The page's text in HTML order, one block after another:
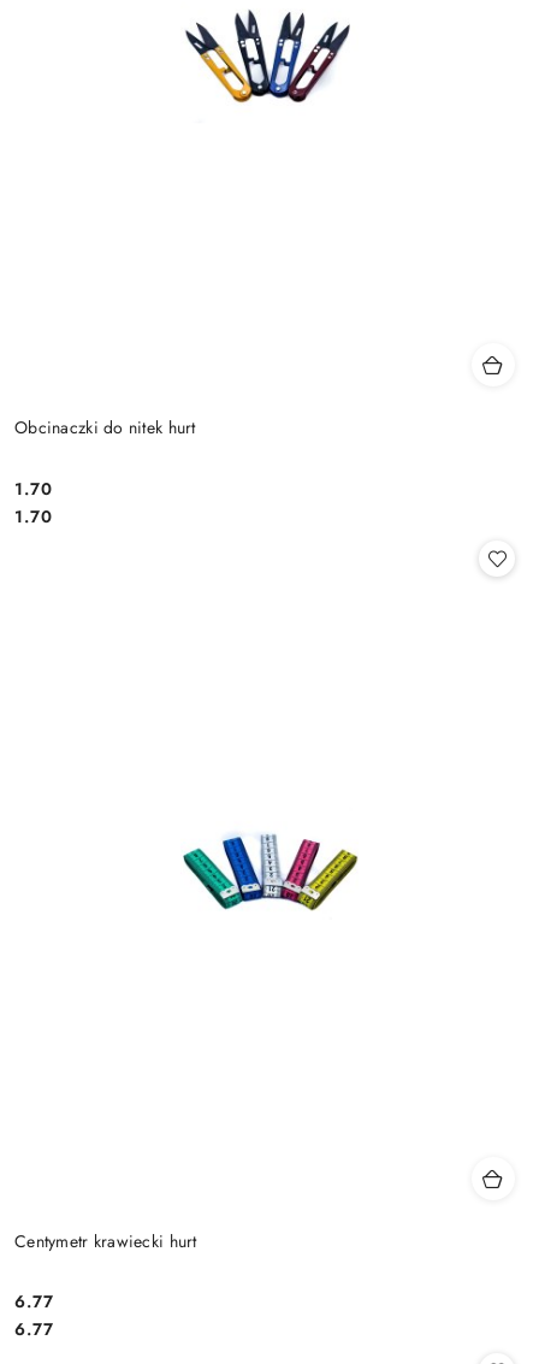
Obcinaczki do nitek hurt
Cena:
1.70
Cena:
1.70
Centymetr krawiecki hurt
Cena:
6.77
Cena:
6.77